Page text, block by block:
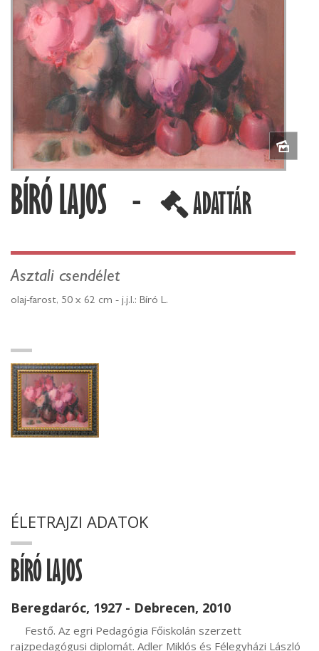
BÍRÓ LAJOS - ADATTÁR
Asztali csendélet
olaj-farost, 50 x 62 cm - j.j.l.: Bíró L.
ÉLETRAJZI ADATOK
BÍRÓ LAJOS
Beregdaróc, 1927 - Debrecen, 2010
rajzpedagógusi diplomát. Adler Miklós és Félegyházi László